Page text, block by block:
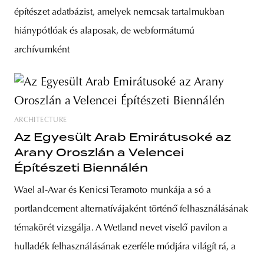
építészet adatbázist, amelyek nemcsak tartalmukban
hiánypótlóak és alaposak, de webformátumú
archívumként
ARCHITECTURE
Az Egyesült Arab Emirátusoké az
Arany Oroszlán a Velencei
Építészeti Biennálén
Wael al-Avar és Kenicsi Teramoto munkája a só a
portlandcement alternatívájaként történő felhasználásának
témakörét vizsgálja. A Wetland nevet viselő pavilon a
hulladék felhasználásának ezerféle módjára világít rá, a